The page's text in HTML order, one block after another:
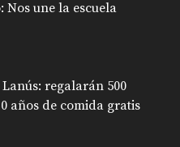
Nos une la escuela
regalarán 500
años de comida gratis